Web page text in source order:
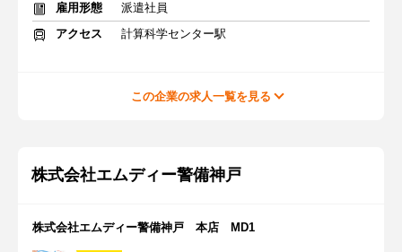
雇用形態
派遣社員
アクセス
計算科学センター駅
この企業の求人一覧を見る
株式会社エムディー警備神戸
株式会社エムディー警備神戸 本店 MD1